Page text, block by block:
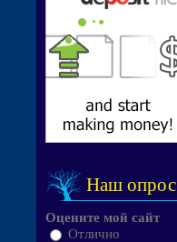
Наш опрос
Оцените мой сайт
Отлично